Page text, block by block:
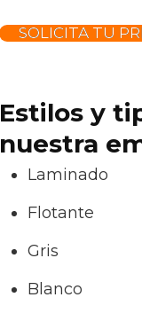
SOLICITA TU
Estilos y
nuestra
Laminado
Flotante
Gris
Blanco